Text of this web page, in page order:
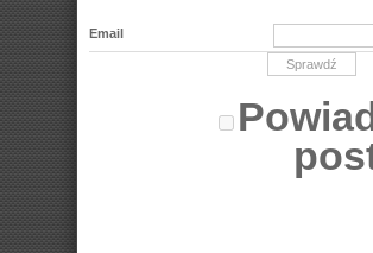
Email